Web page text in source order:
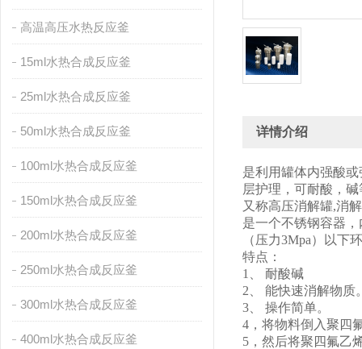
高温高压水热反应釜
15ml水热合成反应釜
25ml水热合成反应釜
50ml水热合成反应釜
100ml水热合成反应釜
150ml水热合成反应釜
200ml水热合成反应釜
250ml水热合成反应釜
300ml水热合成反应釜
400ml水热合成反应釜
详情介绍
是利用罐体内强酸
层护理，可耐酸，
又称高压消解罐,消
是一个不锈钢容器
（压力3Mpa）以
特点：
1、 耐酸碱
2、 能快速消解物质
3、 操作简单。
4 ，将物料倒入聚四
5 ，然后将聚四氟乙